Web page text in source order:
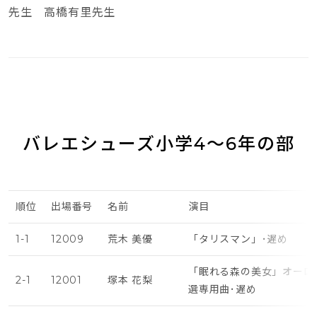
先生 高橋有里先生
バレエシューズ小学4～6年の部
順位 出場番号 名前 演目
1-1 12009 荒木 美優 「タリスマン」･遅め
2-1 12001 塚本 花梨
「眠れる森の美女」オー
選専用曲･遅め